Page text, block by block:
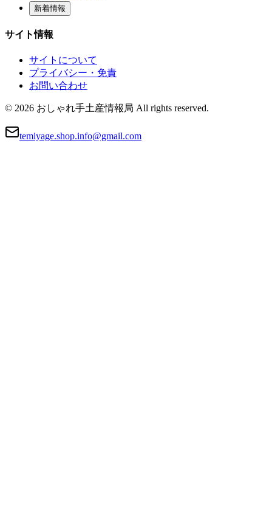
新着情報
サイト情報
サイトについて
プライバシー・免責
お問い合わせ
© 2026 おしゃれ手土産情報局 All rights reserved.
temiyage.shop.info@gmail.com